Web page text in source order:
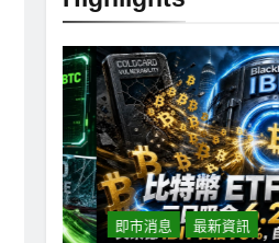
即市消息 最新資訊